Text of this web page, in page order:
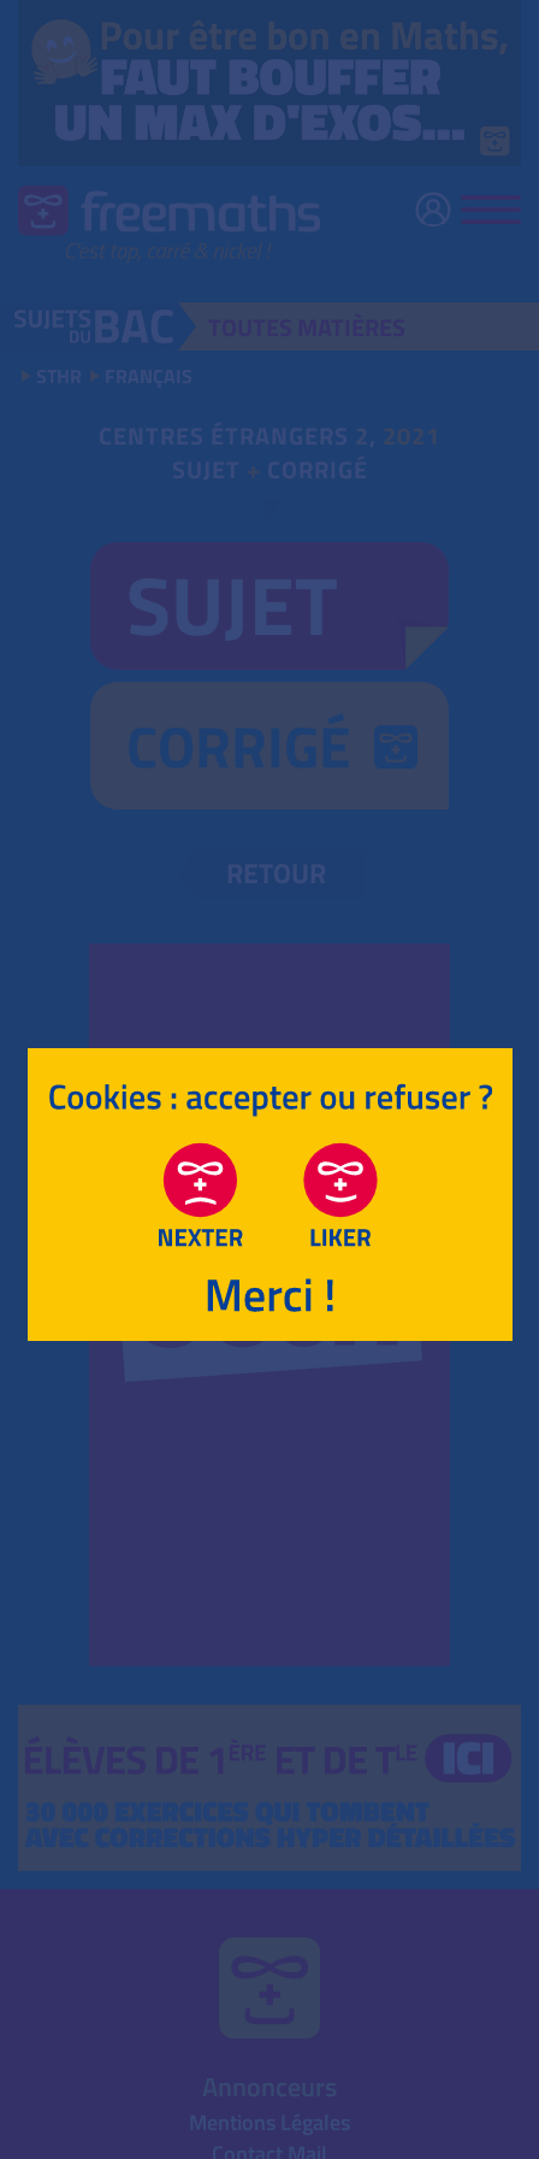
STHR FRANÇAIS
CENTRES ÉTRANGERS 2, 2021
SUJET + CORRIGÉ
CORRIGÉ
RETOUR
Mentions Légales